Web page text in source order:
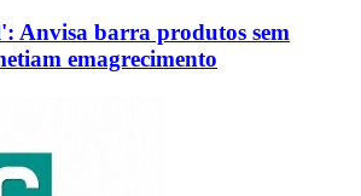
Anvisa barra produtos sem
emagrecimento